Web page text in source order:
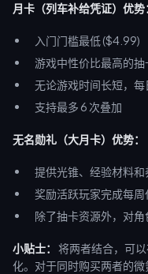
月卡（列车补给凭证）优势：
入门门槛最低 ($4.99)
游戏中性价比最高的
无论游戏时间长短，
支持最多 6 次叠加
无名勋礼（大月卡）优势：
提供光锥、经验材料和
奖励活跃玩家完成每周
除了抽卡资源外，对
小贴士：
将两者结合，可
化。对于同时购买两者的